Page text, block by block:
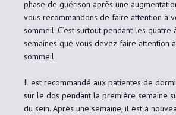
phase de guérison après une
vous recommandons de faire attention à
sommeil. C’est surtout pendant les quatre
semaines que vous devez faire attention
sommeil.
Il est recommandé aux patientes de
sur le dos pendant la première semaine
du sein. Après une semaine, il est à